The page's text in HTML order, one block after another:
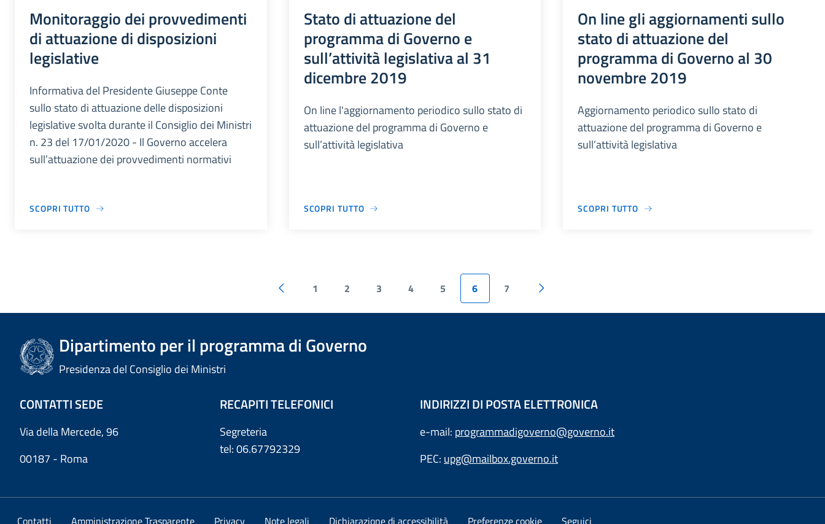
Monitoraggio dei provvedimenti
di attuazione di disposizioni
legislative
Informativa del Presidente Giuseppe Conte
sullo stato di attuazione delle disposizioni
legislative svolta durante il Consiglio dei Ministri
n. 23 del 17/01/2020 - Il Governo accelera
sull’attuazione dei provvedimenti normativi
SCOPRI TUTTO
Stato di attuazione del
programma di Governo e
sull’attività legislativa al 31
dicembre 2019
On line l'aggiornamento periodico sullo stato di
attuazione del programma di Governo e
sull’attività legislativa
SCOPRI TUTTO
On line gli aggiornamenti sullo
stato di attuazione del
programma di Governo al 30
novembre 2019
Aggiornamento periodico sullo stato di
attuazione del programma di Governo e
sull’attività legislativa
SCOPRI TUTTO
1 2 3 4 5 6 7
Dipartimento per il programma di Governo
Presidenza del Consiglio dei Ministri
CONTATTI SEDE
Via della Mercede, 96
00187 - Roma
RECAPITI TELEFONICI
Segreteria
tel: 06.67792329
INDIRIZZI DI POSTA ELETTRONICA
e-mail: programmadigoverno@governo.it
PEC: upg@mailbox.governo.it
Contatti Amministrazione Trasparente Privacy Note legali Dichiarazione di accessibilità Preferenze cookie Seguici